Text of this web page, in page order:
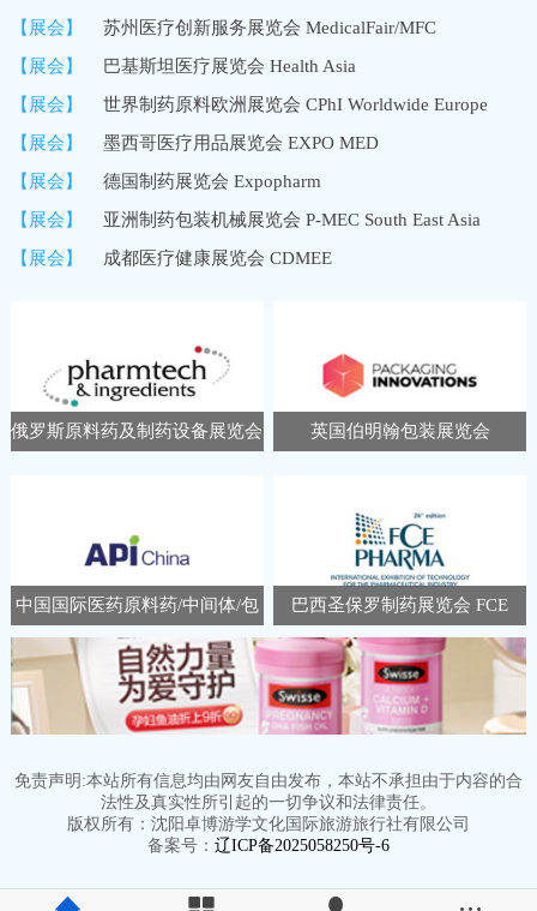
【展会】
苏州医疗创新服务展览会 MedicalFair/MFC
【展会】
巴基斯坦医疗展览会 Health Asia
【展会】
世界制药原料欧洲展览会 CPhI Worldwide Europe
【展会】
墨西哥医疗用品展览会 EXPO MED
【展会】
德国制药展览会 Expopharm
【展会】
亚洲制药包装机械展览会 P-MEC South East Asia
【展会】
成都医疗健康展览会 CDMEE
俄罗斯原料药及制药设备展览会 英国伯明翰包装展览会
Empack
中国国际医药原料药/中间体/包
装/设备交易会 APIChina
巴西圣保罗制药展览会 FCE
Pharma
免责声明:本站所有信息均由网友自由发布，本站不承担由于内容的合
法性及真实性所引起的一切争议和法律责任。
版权所有：沈阳卓博游学文化国际旅游旅行社有限公司
备案号： 辽ICP备2025058250号-6